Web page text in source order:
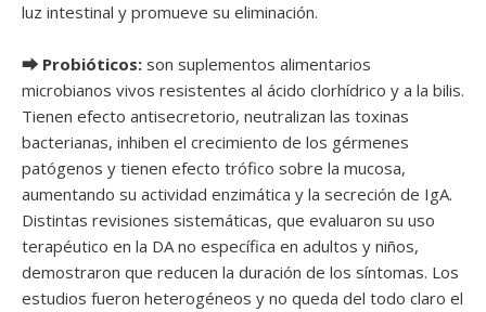
luz intestinal y promueve su eliminación.
⮕ Probióticos: son suplementos alimentarios
microbianos vivos resistentes al ácido clorhídrico y a la bilis.
Tienen efecto antisecretorio, neutralizan las toxinas
bacterianas, inhiben el crecimiento de los gérmenes
patógenos y tienen efecto trófico sobre la mucosa,
aumentando su actividad enzimática y la secreción de IgA.
Distintas revisiones sistemáticas, que evaluaron su uso
terapéutico en la DA no específica en adultos y niños,
demostraron que reducen la duración de los síntomas. Los
estudios fueron heterogéneos y no queda del todo claro el